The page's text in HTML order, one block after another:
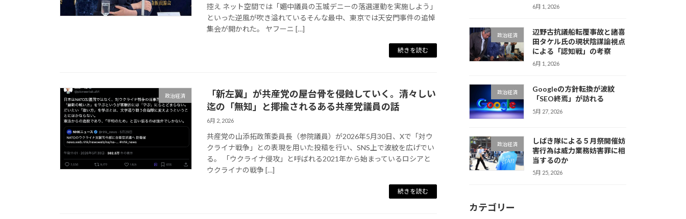
控え ネット空間では「媚中議員の玉城デニーの落選運動を実施しよう」
といった逆風が吹き溢れているそんな最中、東京では天安門事件の追悼
集会が開かれた。 ヤフーニ […]
続きを読む
政治経済
「新左翼」が共産党の屋台骨を侵蝕していく。清々しい
迄の「無知」と揶揄されるある共産党議員の話
6月 2, 2026
共産党の山添拓政策委員長（参院議員）が2026年5月30日、Xで「対ウ
クライナ戦争」との表現を用いた投稿を行い、SNS上で波紋を広げでい
る。 「ウクライナ侵攻」と呼ばれる2021年から始まっているロシアと
ウクライナの戦争 […]
続きを読む
6月 1, 2026
政治経済
辺野古抗議船転覆事故と諸喜
田タケル氏の現状陰謀論視点
による「認知戦」の考察
6月 1, 2026
政治経済
Googleの方針転換が波紋
「SEO終焉」が訪れる
5月 27, 2026
政治経済
しばき隊による５月祭開催妨
害行為は威力業務妨害罪に相
当するのか
5月 25, 2026
カテゴリー